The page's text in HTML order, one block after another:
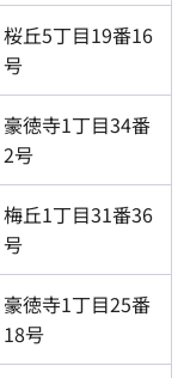
桜丘5丁目19番16
号
豪徳寺1丁目34番
2号
梅丘1丁目31番36
号
豪徳寺1丁目25番
18号